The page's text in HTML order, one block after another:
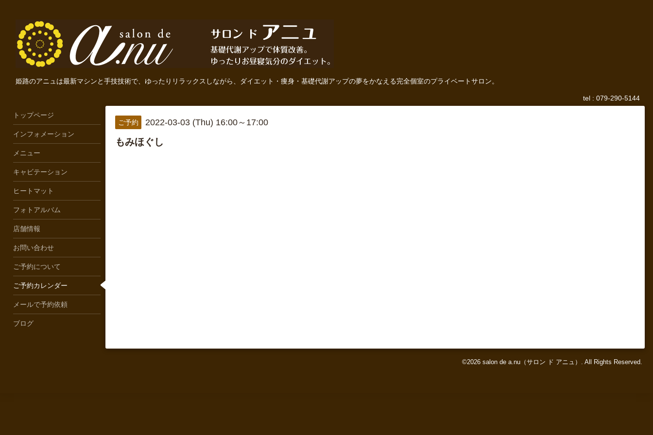
姫路のアニュは最新マシンと手技技術で、ゆったりリラックスしながら、ダイエット・痩身・基礎代謝アップの夢をかなえる完全個室のプライベートサロン。
tel : 079-290-5144
ご予約 2022-03-03 (Thu) 16:00～17:00
もみほぐし
©2026 salon de a.nu（サロン ド アニュ） . All Rights Reserved.
トップページ
インフォメーション
メニュー
キャビテーション
ヒートマット
フォトアルバム
店舗情報
お問い合わせ
ご予約について
ご予約カレンダー
メールで予約依頼
ブログ